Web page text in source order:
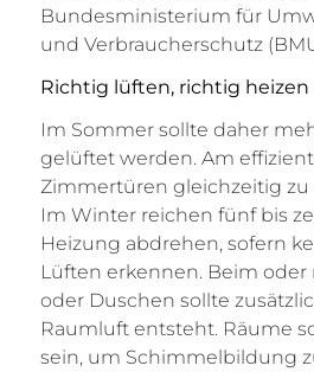
Bundesministerium für
und Verbraucherschutz
Richtig lüften, richtig heizen
Im Sommer sollte daher
gelüftet werden. Am
Zimmertüren gleichzeitig zu
Im Winter reichen fünf bis
Heizung abdrehen, sofern
Lüften erkennen. Beim
oder Duschen sollte
Raumluft entsteht. Räume
sein, um Schimmelbildung